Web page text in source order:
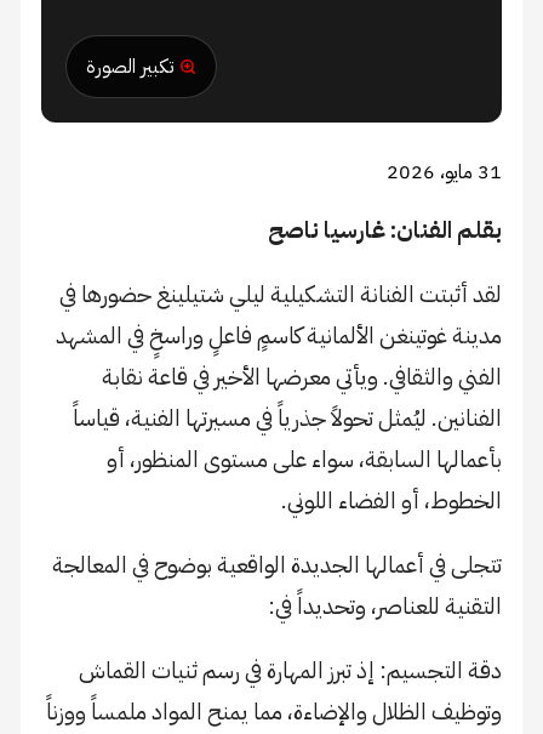
تكبير الصورة
31 مايو، 2026
​بقلم الفنان: غارسيا ناصح
​لقد أثبتت الفنانة التشكيلية ليلي شتيلينغ حضورها في
مدينة غوتينغن الألمانية كاسمٍ فاعلٍ وراسخٍ في المشهد
الفني والثقافي. ويأتي معرضها الأخير في قاعة نقابة
الفنانين. ليُمثل تحولاً جذرياً في مسيرتها الفنية، قياساً
بأعمالها السابقة، سواء على مستوى المنظور، أو
الخطوط، أو الفضاء اللوني.
​تتجلى في أعمالها الجديدة الواقعية بوضوح في المعالجة
التقنية للعناصر، وتحديداً في:
​دقة التجسيم: إذ تبرز المهارة في رسم ثنيات القماش
وتوظيف الظلال والإضاءة، مما يمنح المواد ملمساً ووزناً